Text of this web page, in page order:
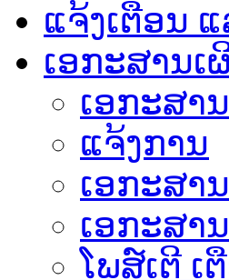
ແຈ້ງເຕືອນ
ເອກະສານ
ເອກະສາ
ແຈ້ງການ
ເອກະສາ
ເອກະສາ
ໂພສ໌ເຕີ ເ